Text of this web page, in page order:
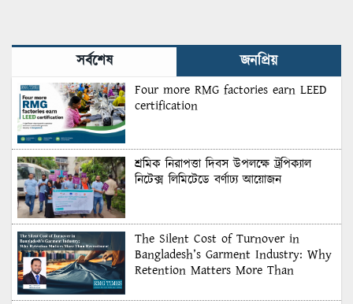
সর্বশেষ জনপ্রিয়
Four more RMG factories earn LEED
certification
শ্রমিক নিরাপত্তা দিবস উপলক্ষে ট্রপিক্যাল
নিটেক্স লিমিটেডে বর্ণাঢ্য আয়োজন
The Silent Cost of Turnover in
Bangladesh’s Garment Industry: Why
Retention Matters More Than